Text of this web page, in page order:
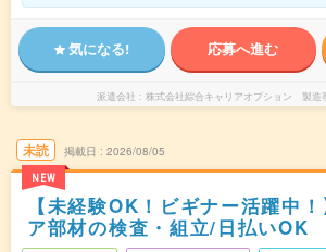
気になる! 応募へ進む
派遣会社 株式会社綜合キャリアオプション 製造
未読
NEW
掲載日 2026/08/05
【未経験OK！ビギナー活躍中
ア部材の検査・組立/日払いOK